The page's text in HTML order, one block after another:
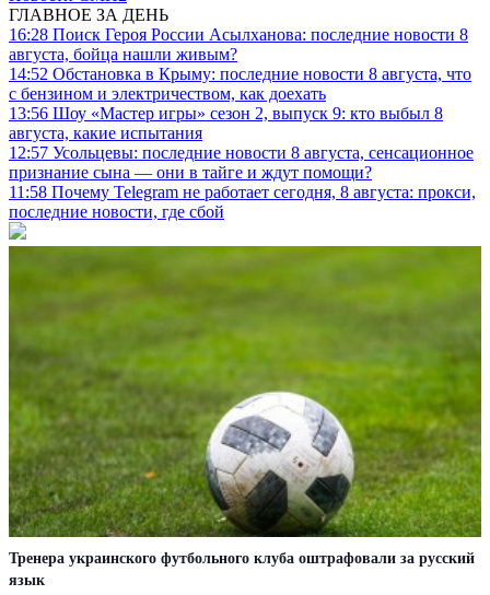
ГЛАВНОЕ ЗА ДЕНЬ
16:28 Поиск Героя России Асылханова: последние новости 8
августа, бойца нашли живым?
14:52 Обстановка в Крыму: последние новости 8 августа, что
с бензином и электричеством, как доехать
13:56 Шоу «Мастер игры» сезон 2, выпуск 9: кто выбыл 8
августа, какие испытания
12:57 Усольцевы: последние новости 8 августа, сенсационное
признание сына — они в тайге и ждут помощи?
11:58 Почему Telegram не работает сегодня, 8 августа: прокси,
последние новости, где сбой
Тренера украинского футбольного клуба оштрафовали за русский
язык